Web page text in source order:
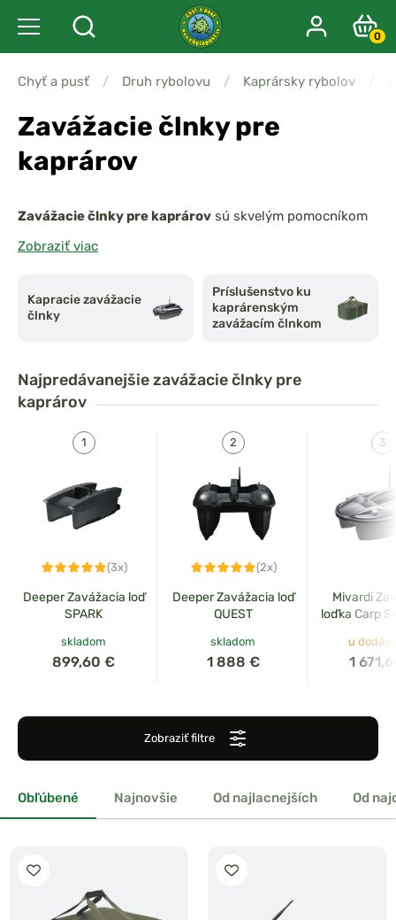
0
Chyť a pusť / Druh rybolovu / Kaprársky rybolov
Zavážacie člnky pre
kaprárov
Zavážacie člnky pre kaprárov sú skvelým pomocníkom
pre
presné zakrmovanie a zavážanie montáží
a diskrétny lov, bez toho aby rušili ryby. Vyberte si
modely s GPS, autopilotem a dlhou výdržou batériepre
Zobraziť viac
Kapracie zavážacie
člnky
Príslušenstvo ku
kaprárenským
zavážacím člnkom
Najpredávanejšiezavážacie člnky pre
kaprárov
(3x)
Deeper Zavážacia loď
SPARK
skladom
899,60 €
(2x)
Deeper Zavážacia loď
QUEST
skladom
1 888 €
Mivardi
loďka Carp
u
1
Zobraziť filtre
Obľúbené Najnovšie Od najlacnejších Od